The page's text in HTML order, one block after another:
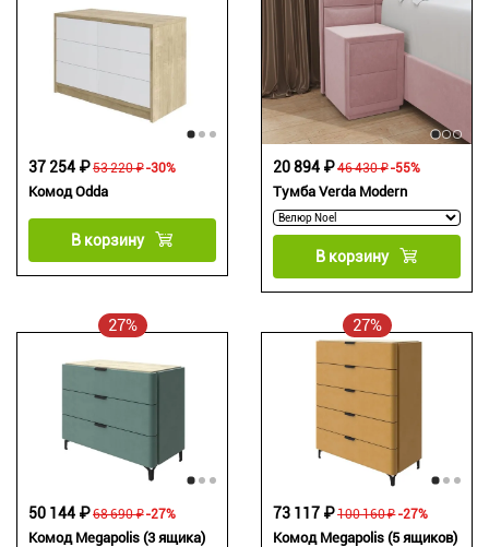
Комод Odda
53 220 ₽
37 254 ₽ -30%
В корзину
Тумба Verda Modern
46 430 ₽
20 894 ₽ -55%
В корзину
27%
Комод Megapolis (3 ящика)
68 690 ₽
50 144 ₽ -27%
27%
Комод Megapolis (5 ящиков)
100 160 ₽
73 117 ₽ -27%